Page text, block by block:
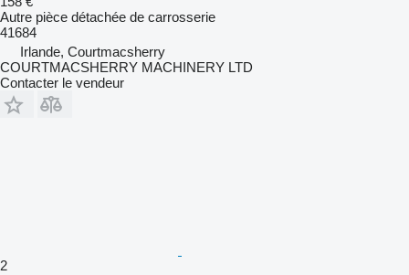
Autre pièce détachée de carrosserie
41684
Irlande, Courtmacsherry
COURTMACSHERRY MACHINERY LTD
Contacter le vendeur
2